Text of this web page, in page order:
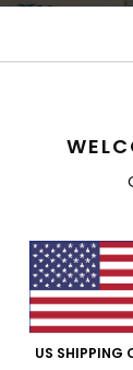
US SHIPPING